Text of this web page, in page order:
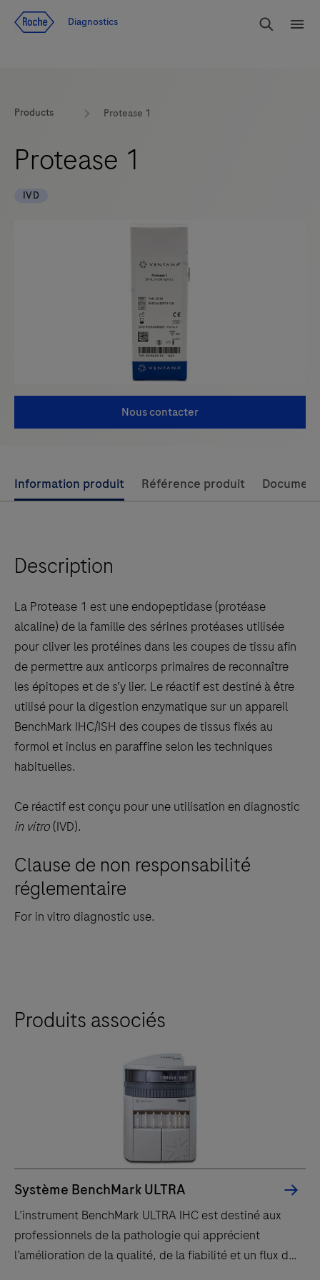
Diagnostics
Products Protease 1
Protease 1
IVD
Nous contacter
Use
left
arrow
to
scroll
between
the
tabs
Information produit Référence produit
Description
La Protease 1 est une endopeptidase (protéase
alcaline) de la famille des sérines protéases utilisée
pour cliver les protéines dans les coupes de tissu afin
de permettre aux anticorps primaires de reconnaître
les épitopes et de s’y lier. Le réactif est destiné à être
utilisé pour la digestion enzymatique sur un appareil
BenchMark IHC/ISH des coupes de tissus fixés au
formol et inclus en paraffine selon les techniques
habituelles.
Ce réactif est conçu pour une utilisation en diagnostic
in vitro(IVD).
Clause de non responsabilité
réglementaire
For in vitro diagnostic use.
Produits associés
Système BenchMark ULTRA
L’instrument BenchMark ULTRA IHC est destiné aux
professionnels de la pathologie qui apprécient
l’amélioration de la qualité, de la fiabilité et un flux de